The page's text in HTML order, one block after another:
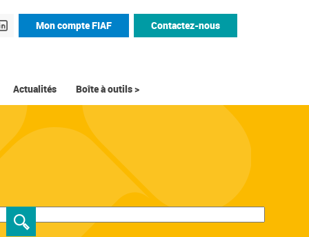
Mon compte FIAF Contactez-nous
Actualités Boîte à outils >